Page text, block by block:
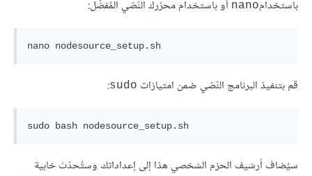
باستخدامnano أو باستخدام محرّرك النّصّي المُفضّل:
nano nodesource_setup.sh
قم بتنفيذ البرنامج النّصّي ضمن امتيازات sudo
:
sudo bash
سيُضاف أرشيف الحزم الشخصي هذا إلى إعداداتك وستُحدّث خابية